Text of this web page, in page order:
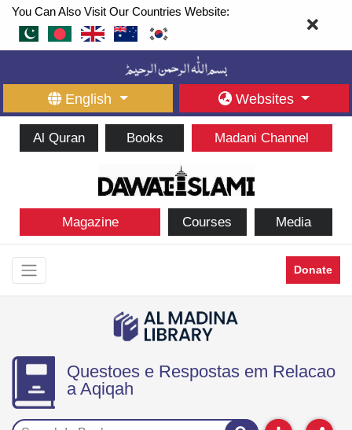
You Can Also Visit Our Countries Website:
English Websites
Al Quran Books Madani Channel
Magazine Courses Media
Donate
Questoes e Respostas em Relacao
a Aqiqah